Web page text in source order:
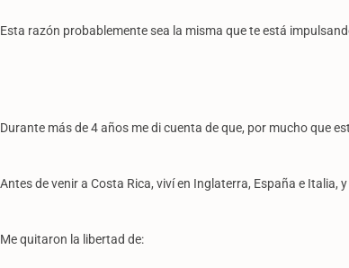
Esta razón probablemente sea la misma que te está
Durante más de 4 años me di cuenta de que, por mucho que
Antes de venir a Costa Rica, viví en Inglaterra, España e
Me quitaron la libertad de: